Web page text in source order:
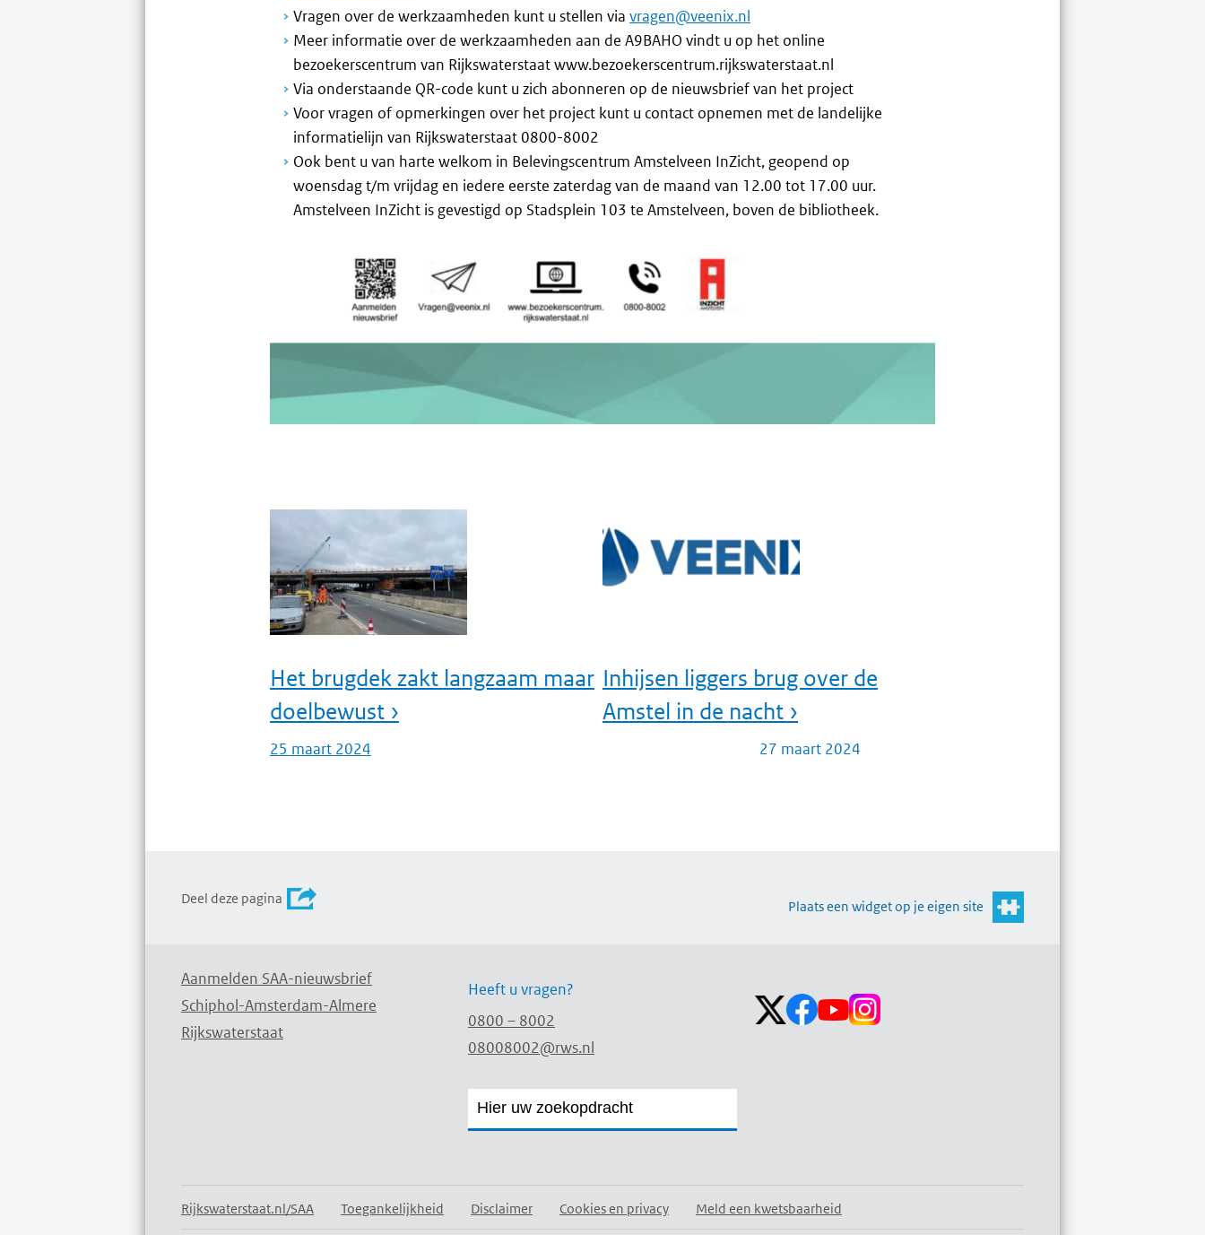
Vragen over de werkzaamheden kunt u stellen via vragen@veenix.nl
Meer informatie over de werkzaamheden aan de A9BAHO vindt u op het online
bezoekerscentrum van Rijkswaterstaat www.bezoekerscentrum.rijkswaterstaat.nl
Via onderstaande QR-code kunt u zich abonneren op de nieuwsbrief van het project
Voor vragen of opmerkingen over het project kunt u contact opnemen met de landelijke
informatielijn van Rijkswaterstaat 0800-8002
Ook bent u van harte welkom in Belevingscentrum Amstelveen InZicht, geopend op
woensdag t/m vrijdag en iedere eerste zaterdag van de maand van 12.00 tot 17.00 uur.
Amstelveen InZicht is gevestigd op Stadsplein 103 te Amstelveen, boven de bibliotheek.
Het brugdek zakt langzaam maar
doelbewust ›
25 maart 2024
Inhijsen liggers brug over de
Amstel in de nacht ›
27 maart 2024
Deel deze pagina Plaats een widget op je eigen site
Aanmelden SAA-nieuwsbrief
Schiphol-Amsterdam-Almere
Rijkswaterstaat
Heeft u vragen?
0800 – 8002
08008002@rws.nl
Rijkswaterstaat.nl/SAA Toegankelijkheid Disclaimer Cookies en privacy Meld een kwetsbaarheid